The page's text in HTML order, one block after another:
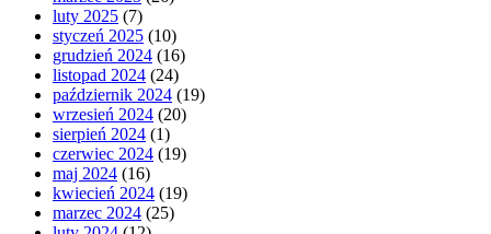
luty 2025 (7)
styczeń 2025 (10)
grudzień 2024 (16)
listopad 2024 (24)
październik 2024 (19)
wrzesień 2024 (20)
sierpień 2024 (1)
czerwiec 2024 (19)
maj 2024 (16)
kwiecień 2024 (19)
marzec 2024 (25)